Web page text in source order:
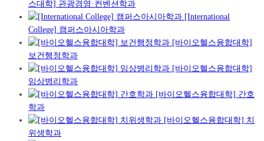
스대학] 관광경영·컨벤션학과
[International
College] 캠퍼스아시아학과
[바이오헬스융합대학]
보건행정학과
[바이오헬스융합대학]
임상병리학과
[바이오헬스융합대학] 간호
학과
[바이오헬스융합대학] 치
위생학과